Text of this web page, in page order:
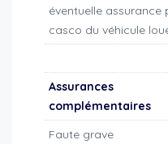
éventuelle assurance
casco du véhicule
Assurances
complémentaires
Faute grave